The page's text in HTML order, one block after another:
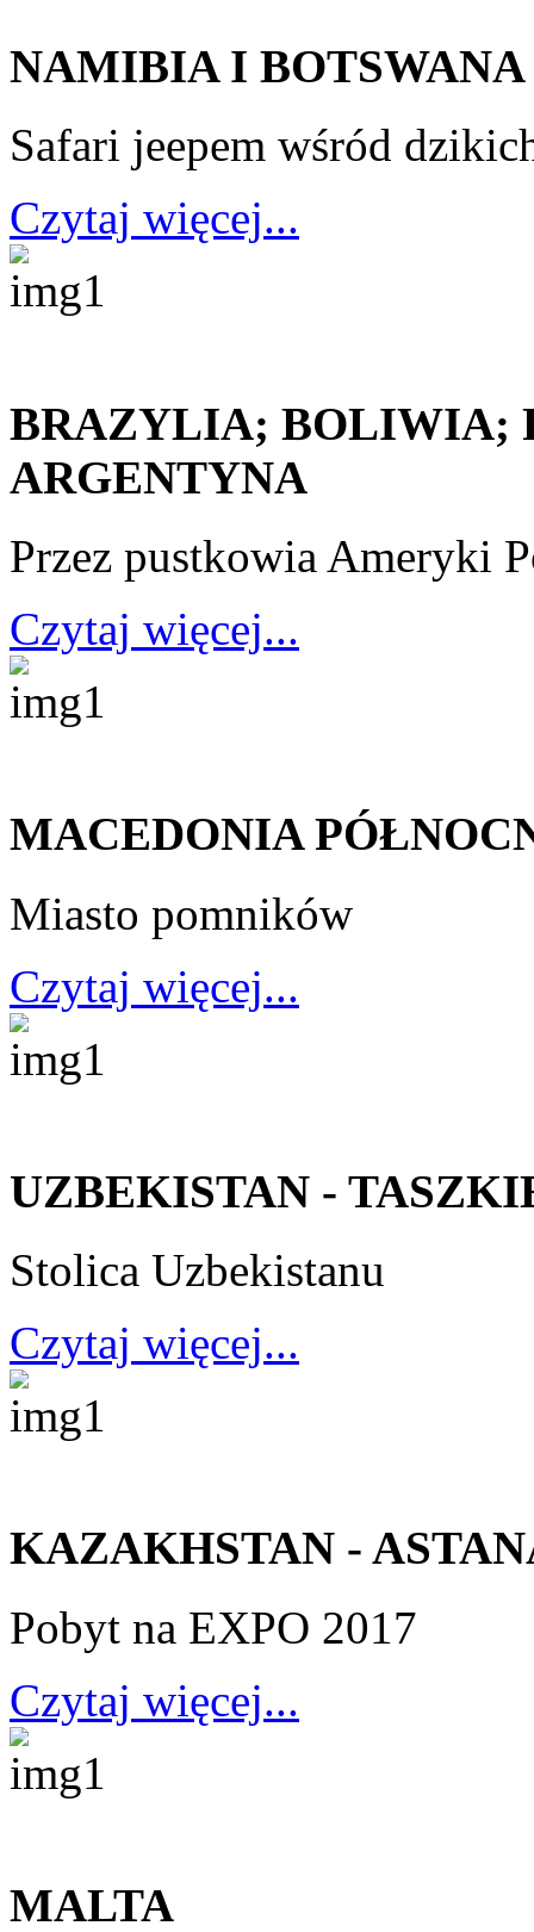
NAMIBIA I BOTSWANA
Safari jeepem wśród
Czytaj więcej...
BRAZYLIA; BOLIWIA;
ARGENTYNA
Przez pustkowia Ameryki
Czytaj więcej...
MACEDONIA
Miasto pomników
Czytaj więcej...
UZBEKISTAN -
Stolica Uzbekistanu
Czytaj więcej...
KAZAKHSTAN -
Pobyt na EXPO 2017
Czytaj więcej...
MALTA